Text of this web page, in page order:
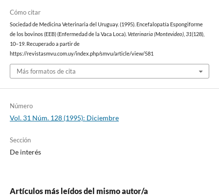
Cómo citar
Sociedad de Medicina Veterinaria del Uruguay. (1995). Encefalopatía Espongiforme
de los bovinos (EEB) (Enfermedad de la Vaca Loca). Veterinaria (Montevideo), 31(128),
10–19. Recuperado a partir de
https://revistasmvu.com.uy/index.php/smvu/article/view/581
Más formatos de cita
Número
Vol. 31 Núm. 128 (1995): Diciembre
Sección
De interés
Artículos más leídos del mismo autor/a